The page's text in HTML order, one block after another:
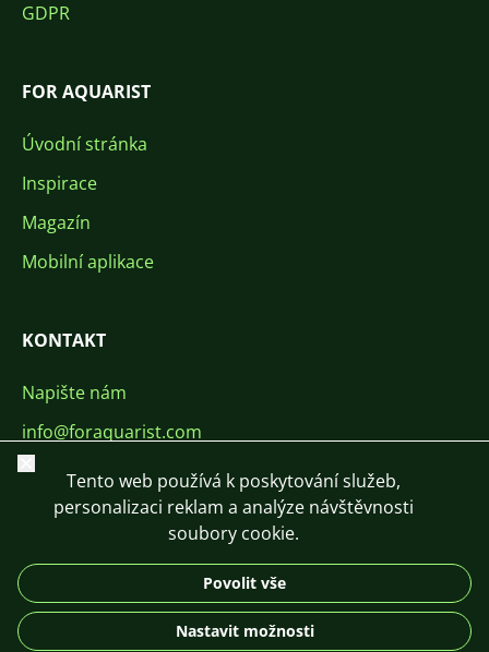
GDPR
FOR AQUARIST
Úvodní stránka
Inspirace
Magazín
Mobilní aplikace
KONTAKT
Napište nám
info@foraquarist.com
+420 603 449 602
DE
Zavřít
Tento web používá k poskytování služeb,
personalizaci reklam a analýze návštěvnosti
soubory cookie.
Povolit vše
Nastavit možnosti